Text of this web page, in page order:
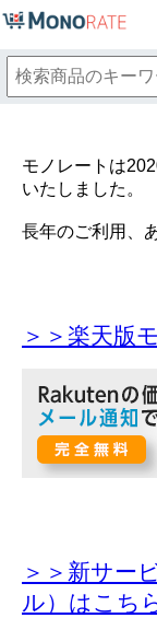
モノレートは
いたしました。
長年のご利用、
＞＞楽天版
＞＞新サー
ル）はこち